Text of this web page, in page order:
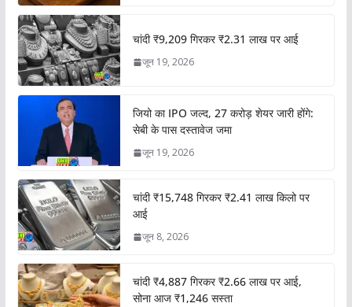
चांदी ₹9,209 गिरकर ₹2.31 लाख पर आई
जून 19, 2026
जियो का IPO जल्द, 27 करोड़ शेयर जारी होंगे:
सेबी के पास दस्तावेज जमा
जून 19, 2026
चांदी ₹15,748 गिरकर ₹2.41 लाख किलो पर
आई
जून 8, 2026
चांदी ₹4,887 गिरकर ₹2.66 लाख पर आई,
सोना आज ₹1,246 सस्ता